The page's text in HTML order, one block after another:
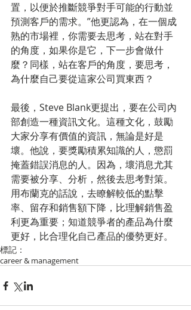
置，以便於推斷競爭對手可能的行動並
預測客戶的需求。”他更認為，在一個成
熟的市場裡，你需要去思考，站在對手
的角度，如果你是它，下一步會做什
麼？同樣，站在客戶的角度，要思考，
為什麼自己要從這家公司買東西？
最後，Steve Blank更提出，要在公司內
部創造一種資訊文化。這種文化，鼓勵
大家分享有價值的資訊，無論是好是
壞。他說，要獎勵積累知識的人，懲罰
掩蓋錯誤消息的人。因為，壞消息尤其
需要被分享、分析，然後去思考對策。
用布蘭克的話說，去瞭解較低的點擊
率、留存和銷售額下降，比理解銷售盈
利更為重要；知道競爭者的產品為什麼
更好，比合理化自己產品的優勢更好。
標記：
career & management